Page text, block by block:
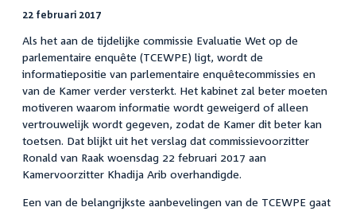
22 februari 2017
Als het aan de tijdelijke commissie Evaluatie Wet op de
parlementaire enquête (TCEWPE) ligt, wordt de
informatiepositie van parlementaire enquêtecommissies en
van de Kamer verder versterkt. Het kabinet zal beter moeten
motiveren waarom informatie wordt geweigerd of alleen
vertrouwelijk wordt gegeven, zodat de Kamer dit beter kan
toetsen. Dat blijkt uit het verslag dat commissievoorzitter
Ronald van Raak woensdag 22 februari 2017 aan
Kamervoorzitter Khadija Arib overhandigde.
Een van de belangrijkste aanbevelingen van de TCEWPE gaat